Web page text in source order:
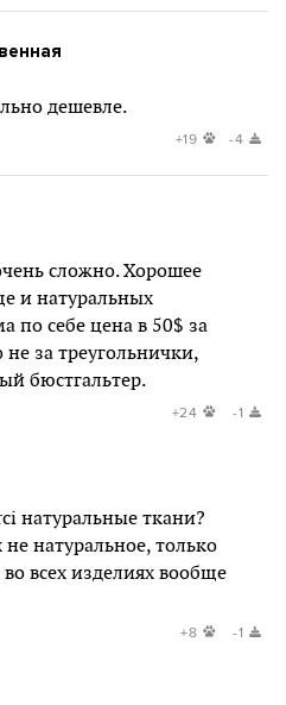
дешевле.
+19 -4
сложно. Хорошее
и натуральных
по себе цена в 50$ за
за треугольнички,
бюстгальтер.
+24 -1
натуральные ткани?
натуральное, только
всех изделиях вообще
+8 -1